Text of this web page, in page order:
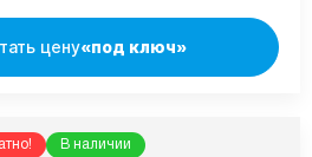
цену«под ключ»
В наличии